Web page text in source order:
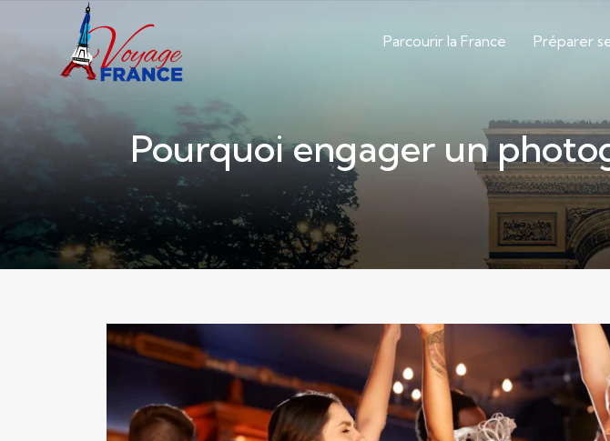
Parcourir la France Préparer
Pourquoi engager un